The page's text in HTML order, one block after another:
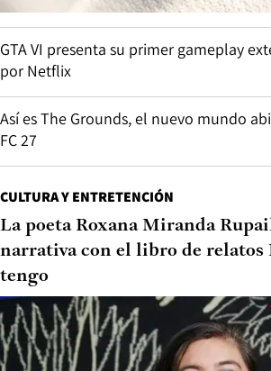
GTA VI presenta su primer gameplay
por Netflix
Así es The Grounds, el nuevo mundo
FC 27
CULTURA Y ENTRETENCIÓN
La poeta Roxana Miranda
narrativa con el libro de relatos
tengo